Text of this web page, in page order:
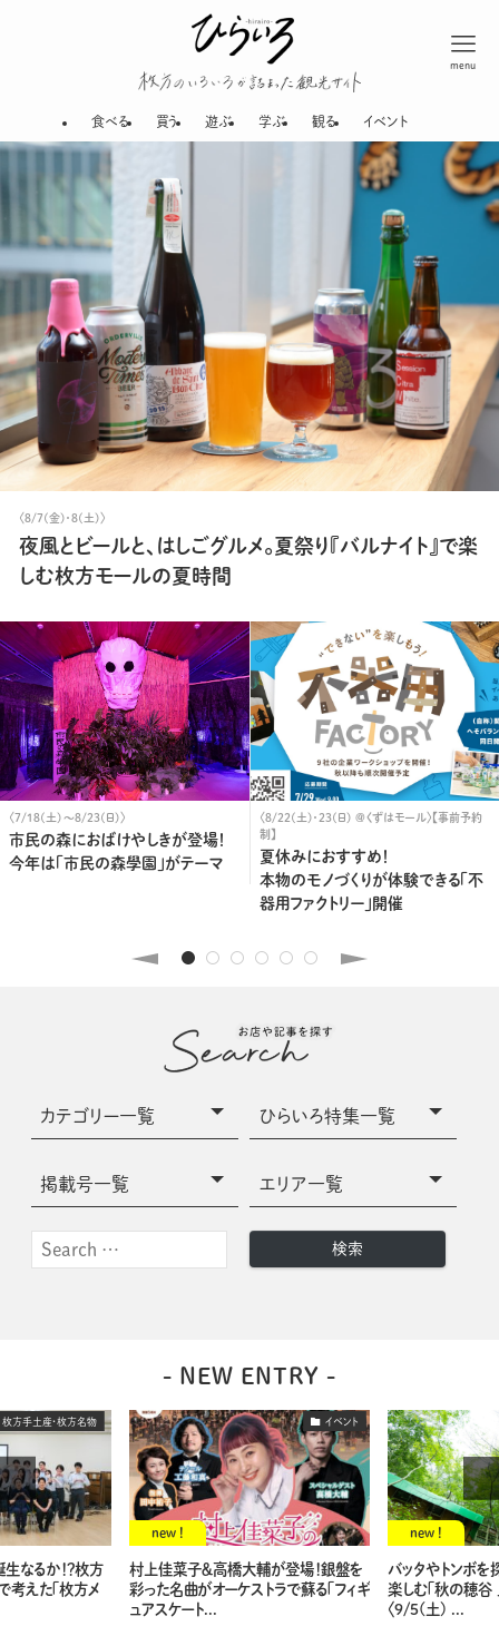
menu
食べる 買う 遊ぶ 学ぶ 観る イベント
〈8/7(金)・8(土)〉
夜風とビールと、はしごグルメ。夏祭り『バルナイト』で楽
しむ枚方モールの夏時間
〈7/18(土)〜8/23(日)〉
市民の森におばけやしきが登場！
今年は「市民の森學園」がテーマ
〈8/22(土)・23(日) @くずはモール〉【事前予約
制】
夏休みにおすすめ！
本物のモノづくりが体験できる「不
器用ファクトリー」開催
- NEW ENTRY -
枚方手土産・枚方名物
なるか！？枚方
考えた「枚方メ
new !
イベント
村上佳菜子＆高橋大輔が登場！銀盤を
彩った名曲がオーケストラで蘇る「フィギ
ュアスケート...
new !
バッタやトンボを
楽しむ「秋の穂谷
〈9/5(土) ...